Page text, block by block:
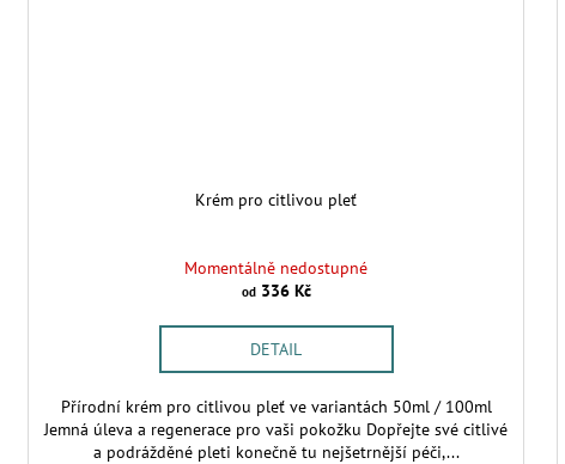
Krém pro citlivou pleť
Momentálně nedostupné
od336 Kč
DETAIL
Přírodní krém pro citlivou pleť ve variantách 50ml / 100ml
Jemná úleva a regenerace pro vaši pokožku Dopřejte své citlivé
a podrážděné pleti konečně tu nejšetrnější péči,...